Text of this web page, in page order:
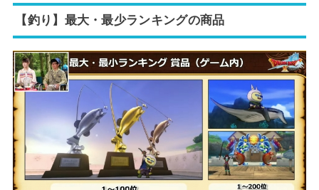
【釣り】最大・最少ランキングの商品